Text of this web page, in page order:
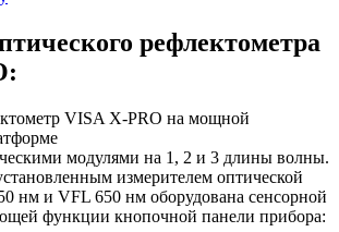
рефлектометра
VISA X-PRO на мощной
модулями на 1, 2 и 3 длины волны.
измерителем оптической
нм и VFL 650 нм оборудована сенсорной
функции кнопочной панели прибора: